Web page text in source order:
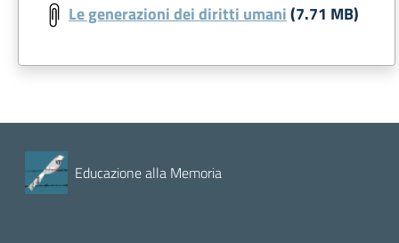
Le generazioni dei diritti umani(7.71 MB)
Educazione alla Memoria